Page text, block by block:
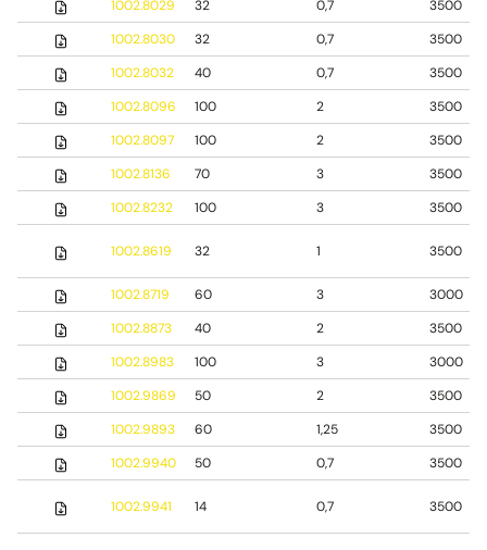
1002.8029
32 0,7
3500
1002.8030
32 0,7
3500
1002.8032
40 0,7
3500
1002.8096
100 2
3500
1002.8097
100 2
3500
1002.8136
70 3
3500
1002.8232
100 3 3500
1002.8619 32 1 3500
1002.8719 60 3
3000
1002.8873
40 2
3500
1002.8983
100 3
3000
1002.9869
50 2
3500
1002.9893
60 1,25
3500
1002.9940
50 0,7 3500
1002.9941 14 0,7 3500